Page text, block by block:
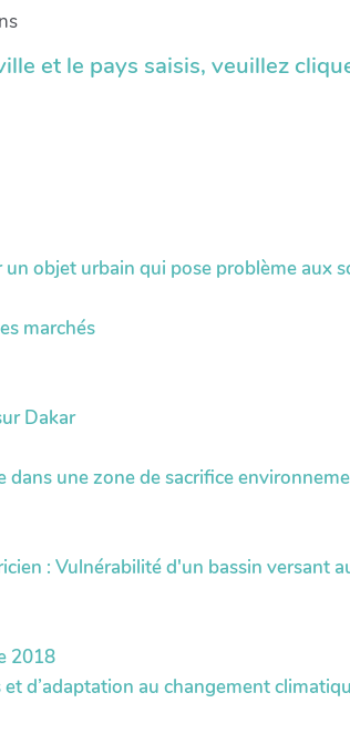
et le pays saisis, veuillez
objet urbain qui pose problème aux
marchés
Dakar
une zone de sacrifice
: Vulnérabilité d'un bassin versant
2018
d’adaptation au changement